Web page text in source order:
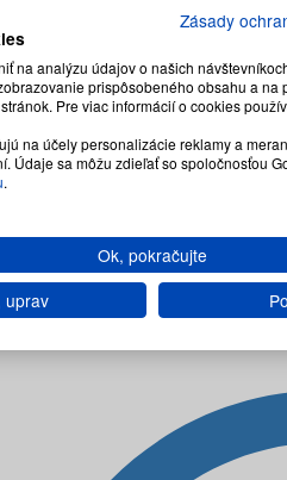
Zásady
na analýzu údajov o našich
prispôsobeného obsahu a na
Pre viac informácií o cookies
na účely personalizácie reklamy a
Údaje sa môžu zdieľať so spoločnosťou
.
Ok, pokračujte
uprav